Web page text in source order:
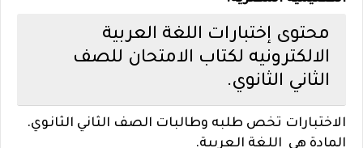
محتوى إختبارات اللغة العربية
الالكترونيه لكتاب الامتحان للصف
الثاني الثانوي.
الاختبارات تخص طلبه وطالبات الصف الثاني الثانوي.
المادة هى اللغة العربية.